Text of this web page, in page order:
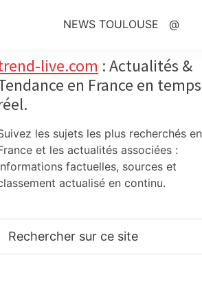
NEWS TOULOUSE @
live.com : Actualités &
en France en temps
les sujets les plus recherchés en
et les actualités associées :
factuelles, sources et
actualisé en continu.